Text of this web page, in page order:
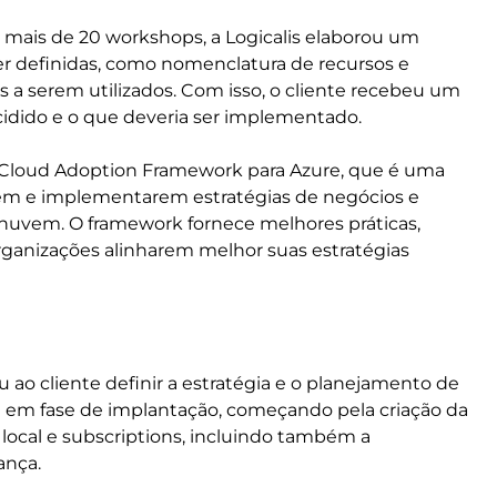
de 20 workshops, a Logicalis elaborou um
como nomenclatura de recursos e
serem utilizados. Com isso, o cliente recebeu um
e o que deveria ser implementado.
Adoption Framework para Azure, que é uma
e implementarem estratégias de negócios e
O framework fornece melhores práticas,
alinharem melhor suas estratégias
ao cliente definir a estratégia e o planejamento de
fase de implantação, começando pela criação da
e subscriptions, incluindo também a